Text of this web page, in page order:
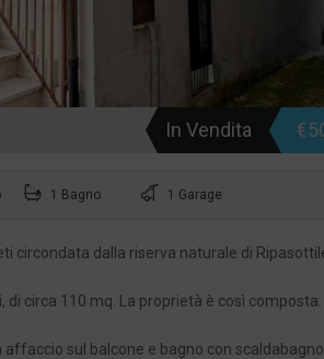
In Vendita
1 Bagno 1 Garage
circondata dalla riserva naturale di
circa 110 mq. La proprietà è così composta:
sul balcone e bagno con